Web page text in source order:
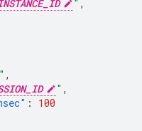
" ,
,
" ,
:
100